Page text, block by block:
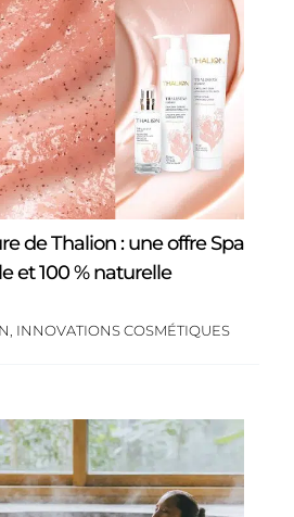
de Thalion : une offre Spa
et 100 % naturelle
INNOVATIONS COSMÉTIQUES